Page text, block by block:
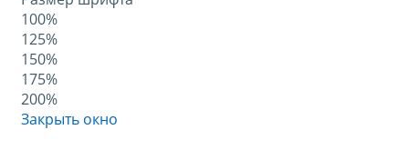
100%
125%
150%
175%
200%
Закрыть окно